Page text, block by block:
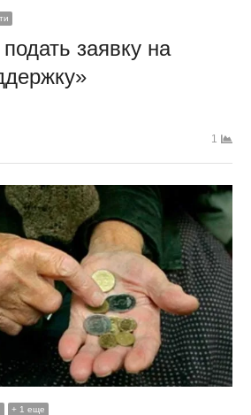
заявку на
1
+ 1 еще